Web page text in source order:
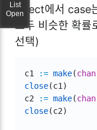
select에서 case
모두 비슷한 확률
선택)
c1 := make(chan
close(c1 )
c2
:= make(chan
close(c2)
List
Open